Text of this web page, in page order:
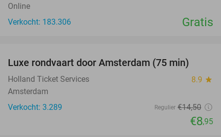
Online
Verkocht: 183.306
Gratis
Luxe rondvaart door Amsterdam (75 min)
Holland Ticket Services 8.9 star
Amsterdam
Verkocht: 3.289
Regulier €14,50
€8,95